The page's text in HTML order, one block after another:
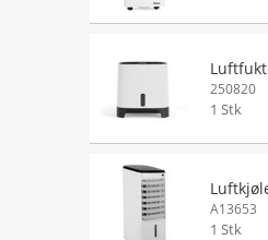
250820
1 Stk
A13653
1 Stk